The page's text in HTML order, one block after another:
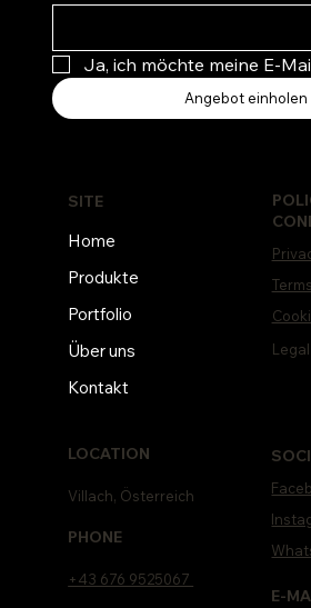
Home
Produkte
Portfolio
Über uns
Kontakt
SITE
E-
LOCATION
Villach, Österreich
PHONE
+43 676 9525067
Ja, ich möchte meine E-
Angebot einholen